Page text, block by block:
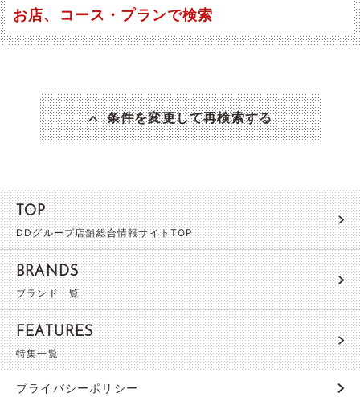
お店、コース・プランで検索
条件を変更して再検索する
TOP
DDグループ店舗総合情報サイトTOP
BRANDS
ブランド一覧
FEATURES
特集一覧
プライバシーポリシー